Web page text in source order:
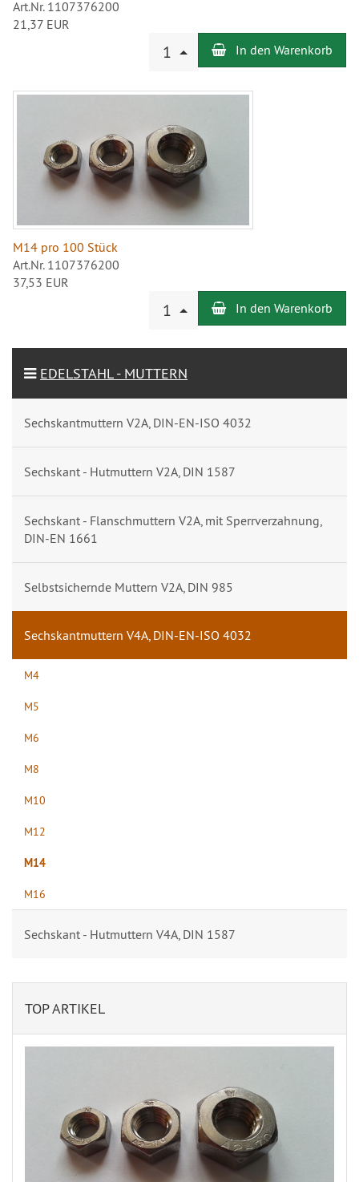
Art.Nr. 1107376200
21,37 EUR
1 In den Warenkorb
M14 pro 100 Stück
Art.Nr. 1107376200
37,53 EUR
1 In den Warenkorb
EDELSTAHL - MUTTERN
Sechskantmuttern V2A, DIN-EN-ISO 4032
Sechskant - Hutmuttern V2A, DIN 1587
Sechskant - Flanschmuttern V2A, mit Sperrverzahnung,
DIN-EN 1661
Selbstsichernde Muttern V2A, DIN 985
Sechskantmuttern V4A, DIN-EN-ISO 4032
M4
M5
M6
M8
M10
M12
M14
M16
Sechskant - Hutmuttern V4A, DIN 1587
TOP ARTIKEL